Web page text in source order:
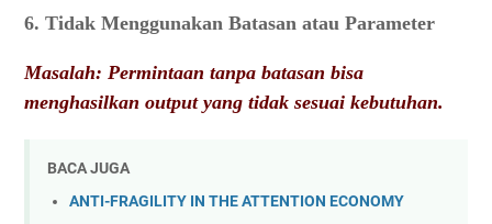
6. Tidak Menggunakan Batasan atau Parameter
Masalah: Permintaan tanpa batasan bisa
menghasilkan output yang tidak sesuai kebutuhan.
BACA JUGA
ANTI-FRAGILITY IN THE ATTENTION ECONOMY